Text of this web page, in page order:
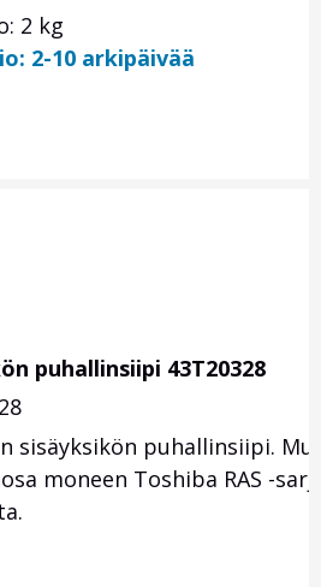
2 kg
2-10 arkipäivää
puhallinsiipi 43T20328
sisäyksikön puhallinsiipi.
moneen Toshiba RAS -